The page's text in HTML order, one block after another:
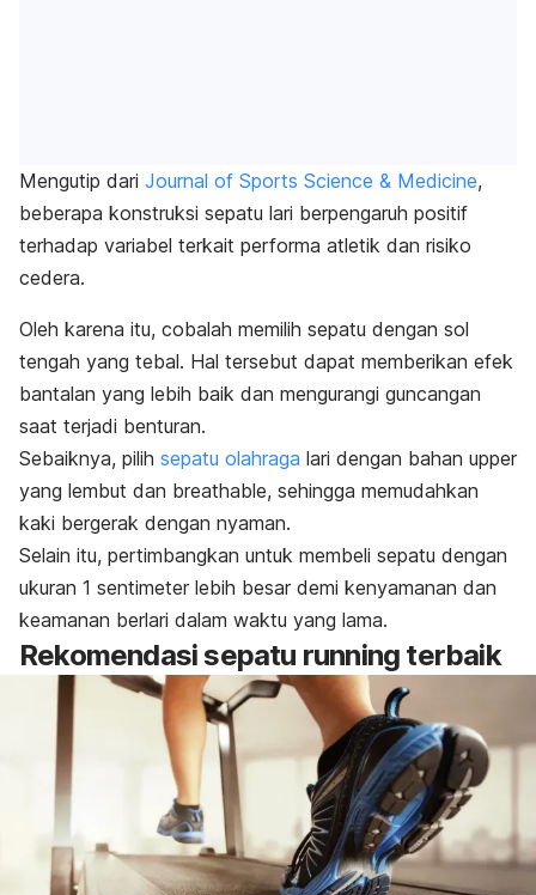
Mengutip dari Journal of Sports Science & Medicine,
beberapa konstruksi sepatu lari berpengaruh positif
terhadap variabel terkait performa atletik dan risiko
cedera.
Oleh karena itu, cobalah memilih sepatu dengan sol
tengah yang tebal. Hal tersebut dapat memberikan efek
bantalan yang lebih baik dan mengurangi guncangan
saat terjadi benturan.
Sebaiknya, pilih sepatu olahraga lari dengan bahan upper
yang lembut dan breathable, sehingga memudahkan
kaki bergerak dengan nyaman.
Selain itu, pertimbangkan untuk membeli sepatu dengan
ukuran 1 sentimeter lebih besar demi kenyamanan dan
keamanan berlari dalam waktu yang lama.
Rekomendasi sepatu running terbaik